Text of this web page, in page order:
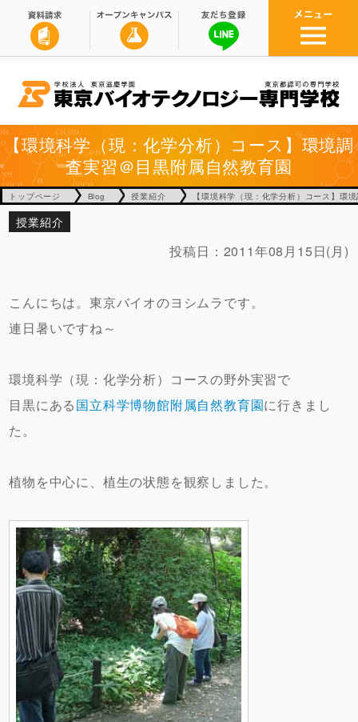
【環境科学（現：化学分析）コース】環境調
査実習＠目黒附属自然教育園
トップページ Blog 授業紹介 【環境科学（現：化学分析）コース】環
授業紹介
投稿日： 2011年08月15日(月)
こんにちは。東京バイオのヨシムラです。
連日暑いですね～
環境科学（現：化学分析）コースの野外実習で
目黒にある国立科学博物館附属自然教育園に行きまし
た。
植物を中心に、植生の状態を観察しました。